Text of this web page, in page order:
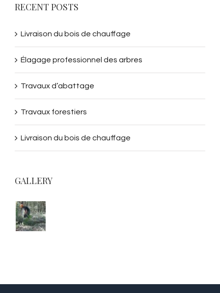
RECENT POSTS
Livraison du bois de chauffage
Élagage professionnel des arbres
Travaux d’abattage
Travaux forestiers
Livraison du bois de chauffage
GALLERY